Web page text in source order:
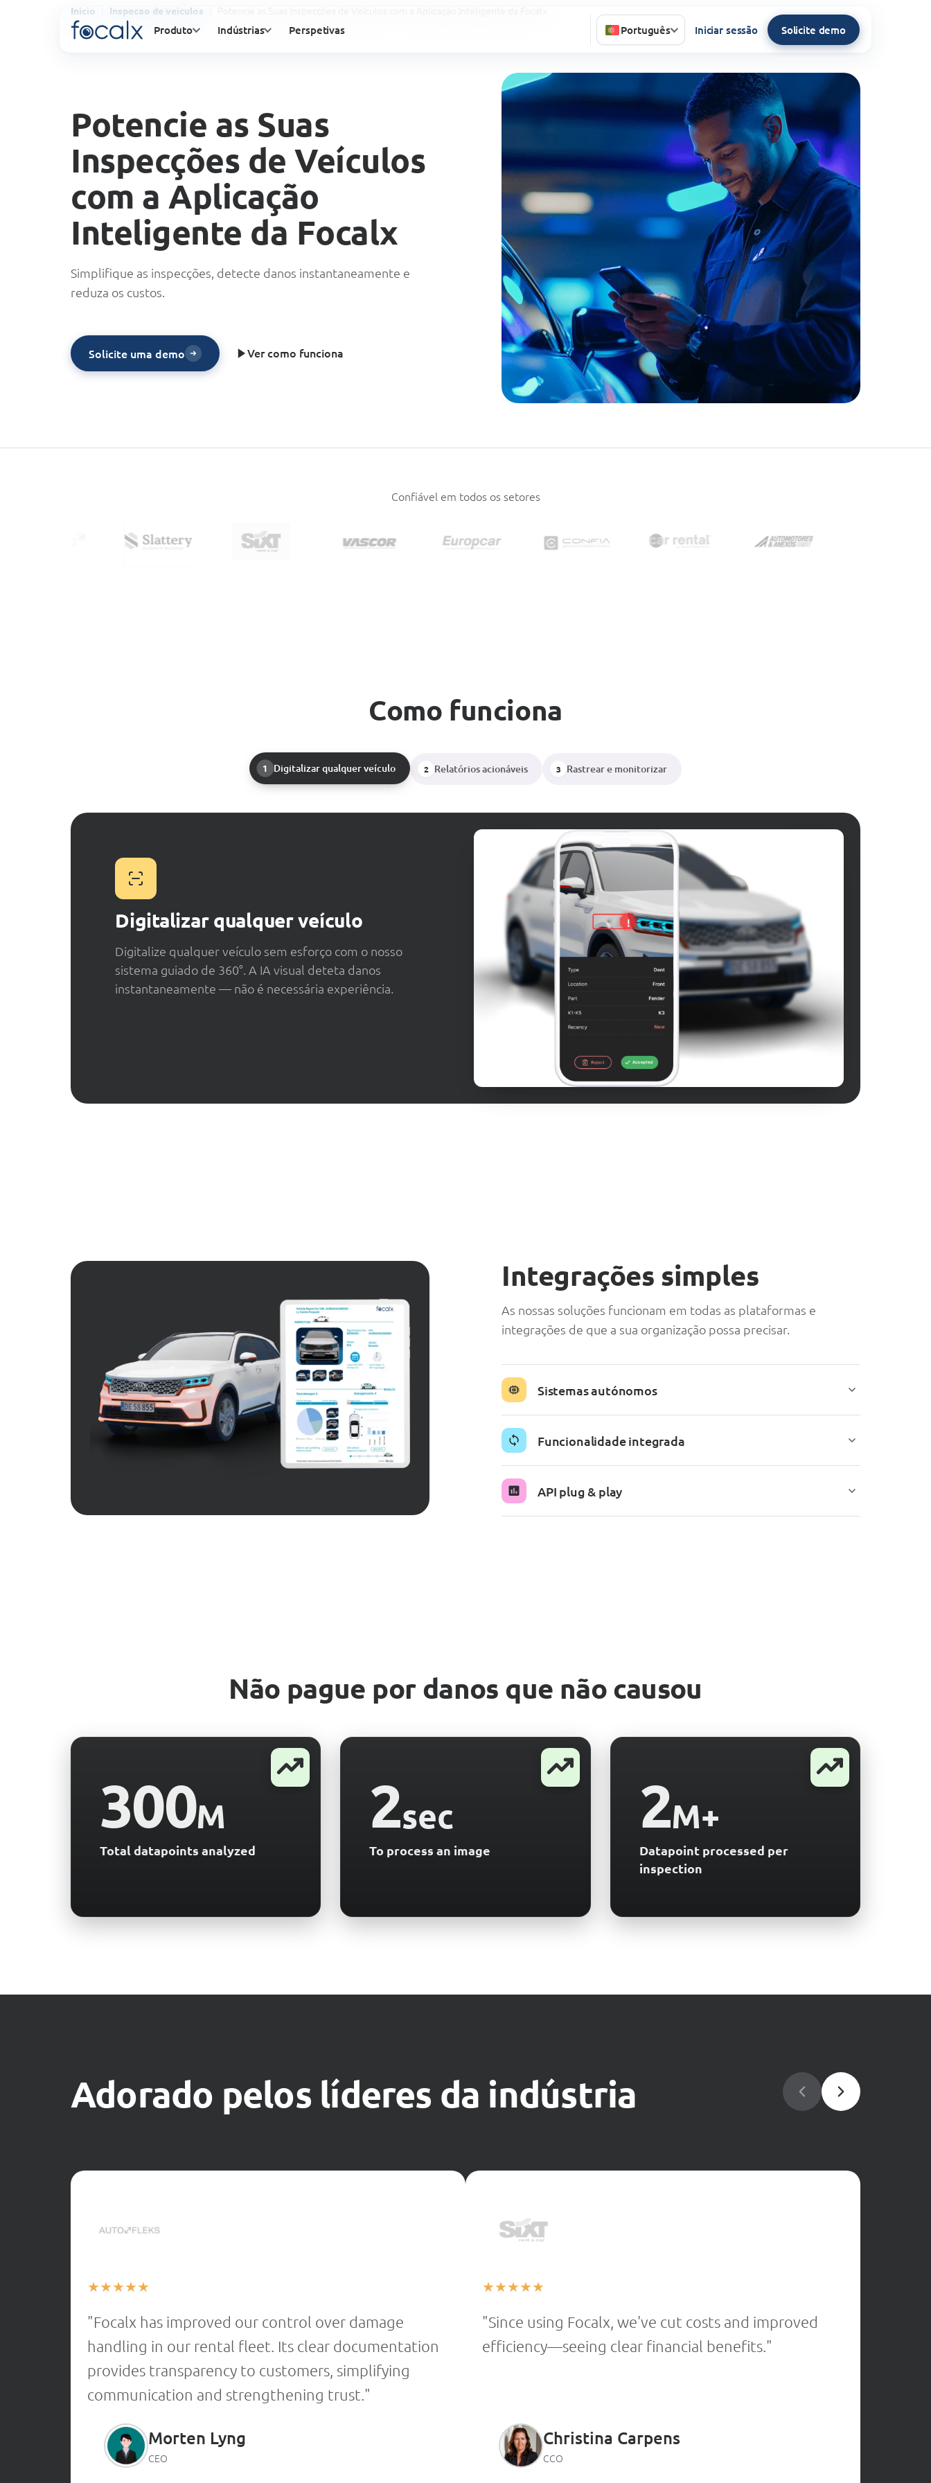
Produto Indústrias Perspetivas Português Iniciar sessão Solicite demo
Início Inspecao de veiculos Potencie as Suas Inspecções de Veículos com a Aplicação Inteligente da Focalx
Potencie as Suas
Inspecções de Veículos
com a Aplicação
Inteligente da Focalx
Simplifique as inspecções, detecte danos instantaneamente e
reduza os custos.
Solicite uma demo Ver como funciona
Confiável em todos os setores
Como funciona
1 Digitalizar qualquer veículo 2 Relatórios acionáveis 3 Rastrear e monitorizar
Digitalizar qualquer veículo
Digitalize qualquer veículo sem esforço com o nosso
sistema guiado de 360°. A IA visual deteta danos
instantaneamente — não é necessária experiência.
Integrações simples
As nossas soluções funcionam em todas as plataformas e
integrações de que a sua organização possa precisar.
Sistemas autónomos
Funcionalidade integrada
API plug & play
Não pague por danos que não causou
300M
Total datapoints analyzed
2sec
To process an image
2M+
Datapoint processed per
inspection
Adorado pelos líderes da indústria
★★★★★
"Focalx has improved our control over damage
handling in our rental fleet. Its clear documentation
provides transparency to customers, simplifying
communication and strengthening trust."
Morten Lyng
CEO
★★★★★
"Since using Focalx, we've cut costs and improved
efficiency—seeing clear financial benefits."
Christina Carpens
CCO